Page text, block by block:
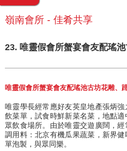
嶺南會所 - 佳肴共享
23. 唯靈假會所蟹宴會友配瑤
唯靈假會所蟹宴會友配瑤池古坊花雕、
唯靈學長經常應好友英皇地產張炳
飲菜單，試食時鮮新菜名菜，地點
眾飲食場所。由於唯靈交遊廣闊，
調用料：北京有機瓜果蔬菜，新界
單泡製，與眾同樂。